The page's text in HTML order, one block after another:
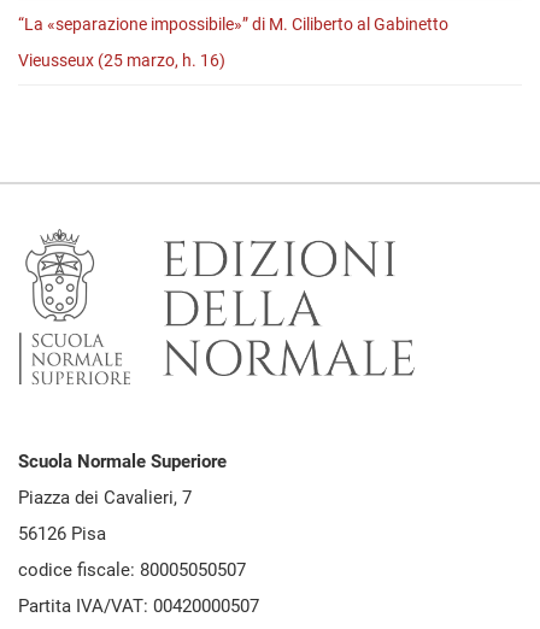
“La «separazione impossibile»” di M. Ciliberto al Gabinetto
Vieusseux (25 marzo, h. 16)
Scuola Normale Superiore
Piazza dei Cavalieri, 7
56126 Pisa
codice fiscale: 80005050507
Partita IVA/VAT: 00420000507